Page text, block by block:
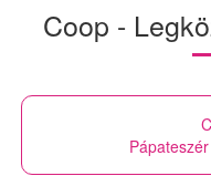
Coop -